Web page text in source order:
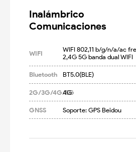
Inalámbrico
Comunicaciones
WIFI
WIFI 802,11 b/g/n/a/ac
2,4G 5G banda dual WIFI
Bluetooth BT5.0(BLE)
2G/3G/4G/5G
4G
GNSS Soporte: GPS Beidou